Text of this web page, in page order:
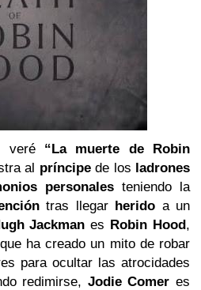
veré “La muerte de Robin
al príncipede los ladrones
personalesteniendo la
tras llegarherido a un
Jackman es Robin Hood,
ha creado un mito de robar
para ocultar las atrocidades
redimirse, Jodie Comer es